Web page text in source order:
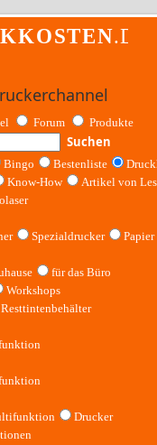
Forum Produkte
Suchen
Bingo Bestenliste
Know-How Artikel von
Spezialdrucker Papier
für das Büro
Workshops
Resttintenbehälter
Drucker